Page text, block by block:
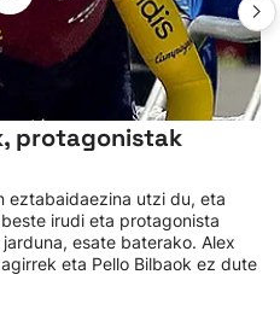
protagonistak
eztabaidaezina utzi du, eta
irudi eta protagonista
esate baterako. Alex
eta Pello Bilbaok ez dute